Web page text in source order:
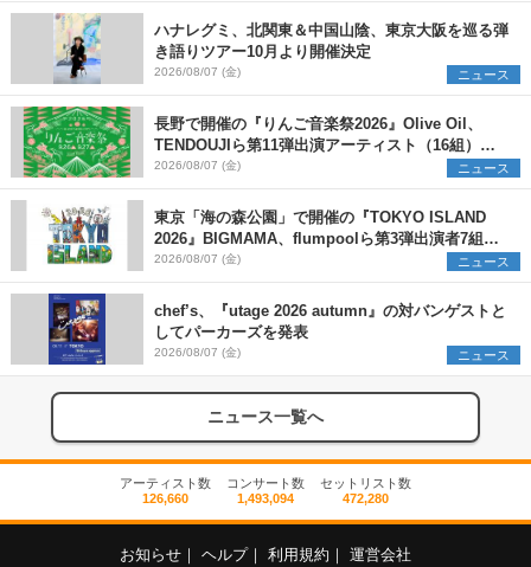
ハナレグミ、北関東＆中国山陰、東京大阪を巡る弾
き語りツアー10月より開催決定
2026/08/07 (金) ニュース
長野で開催の『りんご音楽祭2026』Olive Oil、
TENDOUJIら第11弾出演アーティスト（16組）を
発表
2026/08/07 (金) ニュース
東京「海の森公園」で開催の『TOKYO ISLAND
2026』BIGMAMA、flumpoolら第3弾出演者7組を
発表 ワークショップ・アート出展者を募集
2026/08/07 (金) ニュース
chef’s、『utage 2026 autumn』の対バンゲストと
してパーカーズを発表
2026/08/07 (金) ニュース
ニュース一覧へ
アーティスト数
126,660
コンサート数
1,493,094
セットリスト数
472,280
お知らせ ｜ ヘルプ｜ 利用規約 ｜ 運営会社